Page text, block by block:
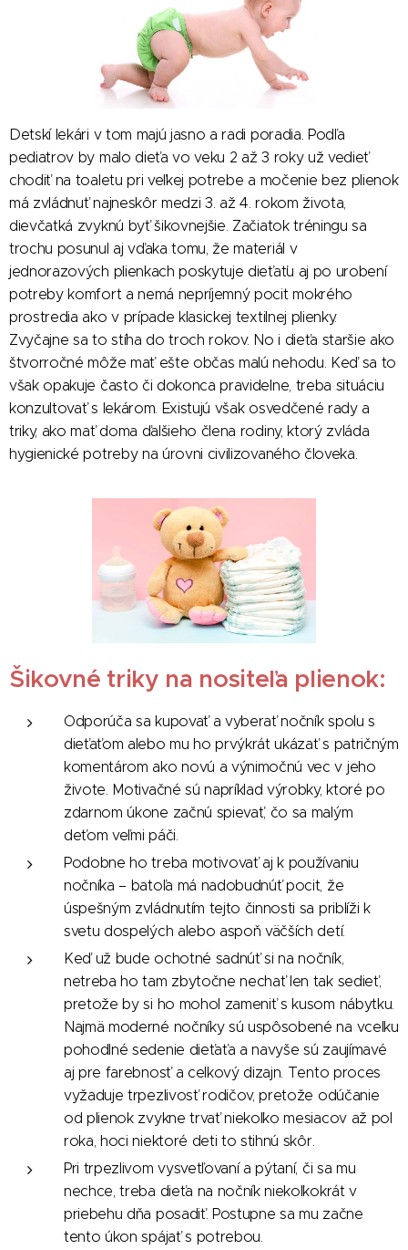
Detskí lekári v tom majú jasno a radi poradia. Podľa
pediatrov by malo dieťa vo veku 2 až 3 roky už vedieť
chodiť na toaletu pri veľkej potrebe a močenie bez plienok
má zvládnuť najneskôr medzi 3. až 4. rokom života,
dievčatká zvyknú byť šikovnejšie. Začiatok tréningu sa
trochu posunul aj vďaka tomu, že materiál v
jednorazových plienkach poskytuje dieťaťu aj po urobení
potreby komfort a nemá nepríjemný pocit mokrého
prostredia ako v prípade klasickej textilnej plienky.
Zvyčajne sa to stíha do troch rokov. No i dieťa staršie ako
štvorročné môže mať ešte občas malú nehodu. Keď sa to
však opakuje často či dokonca pravidelne, treba situáciu
konzultovať s lekárom. Existujú však osvedčené rady a
triky, ako mať doma ďalšieho člena rodiny, ktorý zvláda
hygienické potreby na úrovni civilizovaného človeka.
Šikovné triky na nositeľa plienok:
Odporúča sa kupovať a vyberať nočník spolu s
dieťaťom alebo mu ho prvýkrát ukázať s patričným
komentárom ako novú a výnimočnú vec v jeho
živote. Motivačné sú napríklad výrobky, ktoré po
zdarnom úkone začnú spievať, čo sa malým
deťom veľmi páči.
Podobne ho treba motivovať aj k používaniu
nočníka – batoľa má nadobudnúť pocit, že
úspešným zvládnutím tejto činnosti sa priblíži k
svetu dospelých alebo aspoň väčších detí.
Keď už bude ochotné sadnúť si na nočník,
netreba ho tam zbytočne nechať len tak sedieť,
pretože by si ho mohol zameniť s kusom nábytku.
Najmä moderné nočníky sú uspôsobené na vcelku
pohodlné sedenie dieťaťa a navyše sú zaujímavé
aj pre farebnosť a celkový dizajn. Tento proces
vyžaduje trpezlivosť rodičov, pretože odúčanie
od plienok zvykne trvať niekoľko mesiacov až pol
roka, hoci niektoré deti to stihnú skôr.
Pri trpezlivom vysvetľovaní a pýtaní, či sa mu
nechce, treba dieťa na nočník niekoľkokrát v
priebehu dňa posadiť. Postupne sa mu začne
tento úkon spájať s potrebou.